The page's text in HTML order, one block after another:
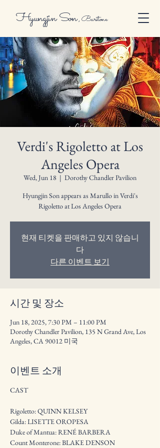
Hyungjin Son,Baritone
Verdi's Rigoletto at Los
Angeles Opera
Wed, Jun 18
  |
Dorothy Chandler Pavilion
Hyungjin Son appears as Marullo in Verdi's
Rigoletto at Los Angeles Opera
현재 티켓을 판매하고 있지 않습니
다
다른 이벤트 보기
시간 및 장소
Jun 18, 2025, 7:30 PM – 11:00 PM
Dorothy Chandler Pavilion, 135 N Grand Ave, Los
Angeles, CA 90012 미국
이벤트 소개
CAST
Rigoletto: QUINN KELSEY
Gilda: LISETTE OROPESA
Duke of Mantua: RENÉ BARBERA
Count Monterone: BLAKE DENSON